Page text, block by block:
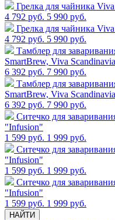
Грелка для чайника
4 792 руб. 5 990 руб.
Грелка для чайника
4 792 руб. 5 990 руб.
Тамблер для
SmartBrew, Viva
6 392 руб. 7 990 руб.
Тамблер для
SmartBrew, Viva
6 392 руб. 7 990 руб.
Cитечко для
"Infusion"
1 599 руб. 1 999 руб.
Cитечко для
"Infusion"
1 599 руб. 1 999 руб.
Cитечко для
"Infusion"
1 599 руб. 1 999 руб.
НАЙТИ